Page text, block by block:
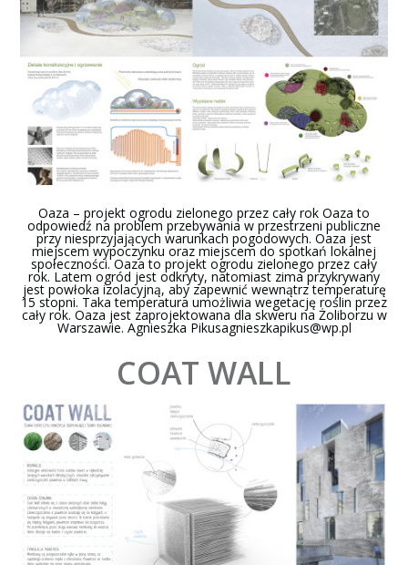
Oaza – projekt ogrodu zielonego przez cały rok Oaza to
odpowiedź na problem przebywania w przestrzeni publiczne
przy niesprzyjających warunkach pogodowych. Oaza jest
miejscem wypoczynku oraz miejscem do spotkań lokalnej
społeczności. Oaza to projekt ogrodu zielonego przez cały
rok. Latem ogród jest odkryty, natomiast zima przykrywany
jest powłoka izolacyjną, aby zapewnić wewnątrz temperaturę
15 stopni. Taka temperatura umożliwia wegetację roślin przez
cały rok. Oaza jest zaprojektowana dla skweru na Żoliborzu w
Warszawie. Agnieszka Pikusagnieszkapikus@wp.pl
COAT WALL